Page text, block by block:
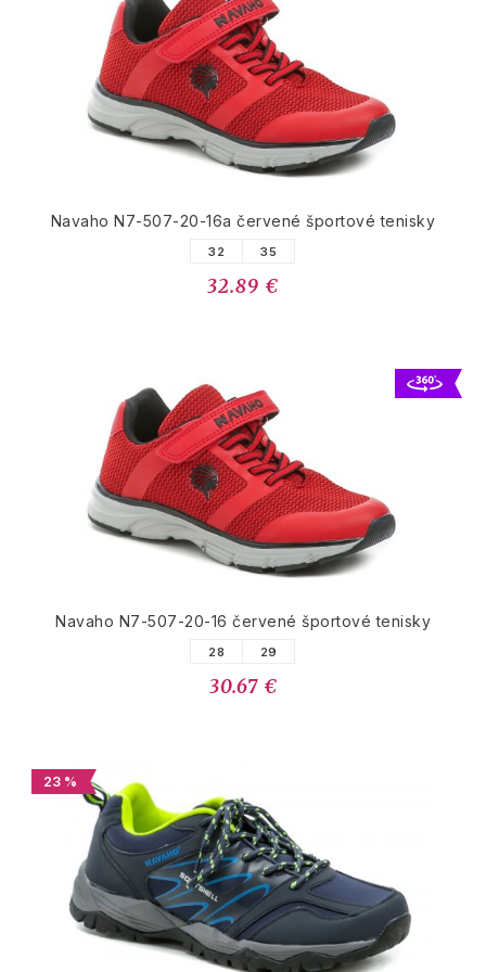
Navaho N7-507-20-16a červené športové tenisky
32 35
32.89 €
Navaho N7-507-20-16 červené športové tenisky
28 29
30.67 €
23 %